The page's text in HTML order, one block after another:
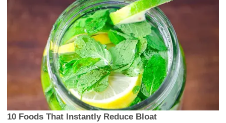
10 Foods That Instantly Reduce Bloat